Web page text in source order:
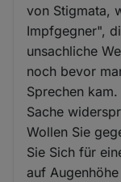
von Stigmata,
Impfgegner",
unsachliche
noch bevor
Sprechen
Sache
Wollen Sie
Sie Sich für
auf